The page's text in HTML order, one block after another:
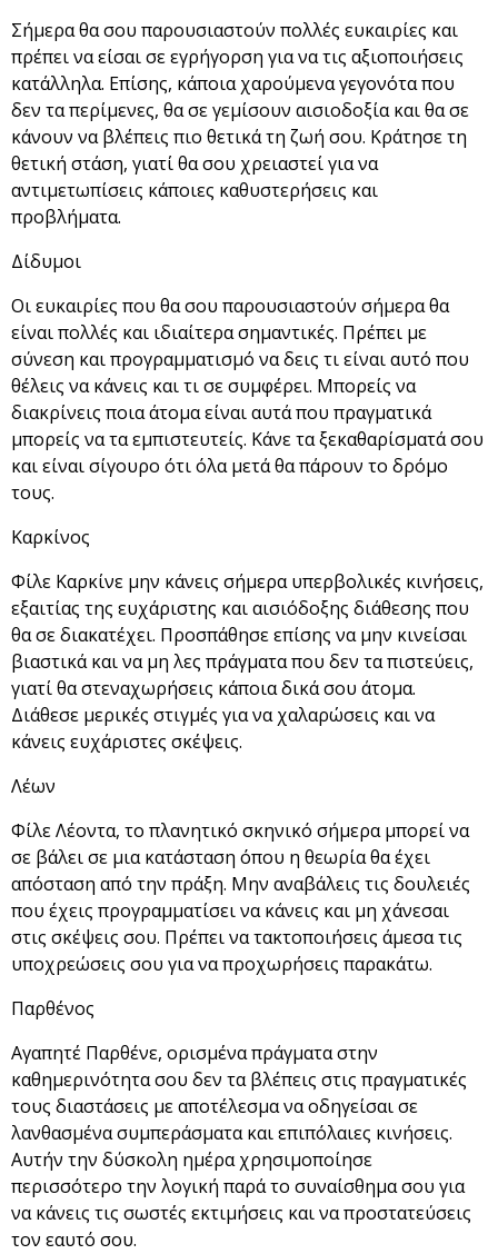
Σήμερα θα σου παρουσιαστούν πολλές ευκαιρίες και
πρέπει να είσαι σε εγρήγορση για να τις αξιοποιήσεις
κατάλληλα. Επίσης, κάποια χαρούμενα γεγονότα που
δεν τα περίμενες, θα σε γεμίσουν αισιοδοξία και θα σε
κάνουν να βλέπεις πιο θετικά τη ζωή σου. Κράτησε τη
θετική στάση, γιατί θα σου χρειαστεί για να
αντιμετωπίσεις κάποιες καθυστερήσεις και
προβλήματα.
Δίδυμοι
Οι ευκαιρίες που θα σου παρουσιαστούν σήμερα θα
είναι πολλές και ιδιαίτερα σημαντικές. Πρέπει με
σύνεση και προγραμματισμό να δεις τι είναι αυτό που
θέλεις να κάνεις και τι σε συμφέρει. Μπορείς να
διακρίνεις ποια άτομα είναι αυτά που πραγματικά
μπορείς να τα εμπιστευτείς. Κάνε τα ξεκαθαρίσματά σου
και είναι σίγουρο ότι όλα μετά θα πάρουν το δρόμο
τους.
Καρκίνος
Φίλε Καρκίνε μην κάνεις σήμερα υπερβολικές κινήσεις,
εξαιτίας της ευχάριστης και αισιόδοξης διάθεσης που
θα σε διακατέχει. Προσπάθησε επίσης να μην κινείσαι
βιαστικά και να μη λες πράγματα που δεν τα πιστεύεις,
γιατί θα στεναχωρήσεις κάποια δικά σου άτομα.
Διάθεσε μερικές στιγμές για να χαλαρώσεις και να
κάνεις ευχάριστες σκέψεις.
Λέων
Φίλε Λέοντα, το πλανητικό σκηνικό σήμερα μπορεί να
σε βάλει σε μια κατάσταση όπου η θεωρία θα έχει
απόσταση από την πράξη. Μην αναβάλεις τις δουλειές
που έχεις προγραμματίσει να κάνεις και μη χάνεσαι
στις σκέψεις σου. Πρέπει να τακτοποιήσεις άμεσα τις
υποχρεώσεις σου για να προχωρήσεις παρακάτω.
Παρθένος
Αγαπητέ Παρθένε, ορισμένα πράγματα στην
καθημερινότητα σου δεν τα βλέπεις στις πραγματικές
τους διαστάσεις με αποτέλεσμα να οδηγείσαι σε
λανθασμένα συμπεράσματα και επιπόλαιες κινήσεις.
Αυτήν την δύσκολη ημέρα χρησιμοποίησε
περισσότερο την λογική παρά το συναίσθημα σου για
να κάνεις τις σωστές εκτιμήσεις και να προστατεύσεις
τον εαυτό σου.